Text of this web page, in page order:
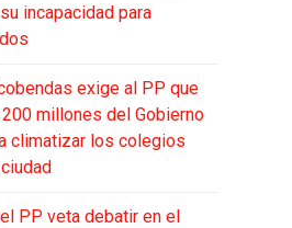
incapacidad para
exige al PP que
millones del Gobierno
climatizar los colegios
PP veta debatir en el